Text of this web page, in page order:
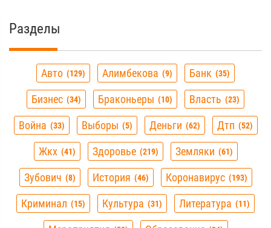
Разделы
Авто 129 Алимбекова 9 Банк 35
Бизнес 34 Браконьеры 10 Власть 23
Война 33 Выборы 5 Деньги 62 Дтп 52
Жкх 41 Здоровье 219 Земляки 61
Зубович 8 История 46 Коронавирус 193
Криминал 15 Культура 31 Литература 11